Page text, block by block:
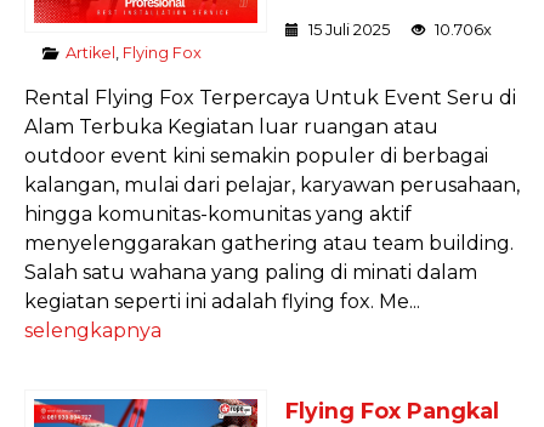
15 Juli 2025
10.706x
Artikel
Flying Fox
Rental Flying Fox Terpercaya Untuk Event Seru di
Alam Terbuka Kegiatan luar ruangan atau
outdoor event kini semakin populer di berbagai
kalangan, mulai dari pelajar, karyawan perusahaan,
hingga komunitas-komunitas yang aktif
menyelenggarakan gathering atau team building.
Salah satu wahana yang paling di minati dalam
kegiatan seperti ini adalah flying fox. Me...
selengkapnya
Flying Fox Pangkal